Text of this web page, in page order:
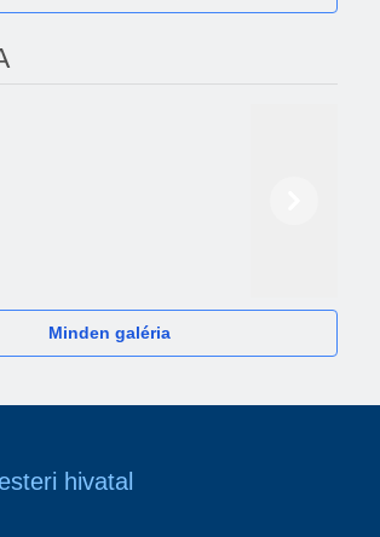
Minden galéria
hivatal